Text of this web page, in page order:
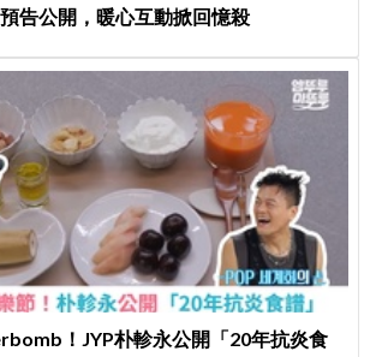
預告公開，暖心互動掀回憶殺
！JYP朴軫永公開「20年抗炎食